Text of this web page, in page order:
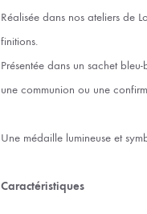
Réalisée dans nos ateliers de
finitions.
Présentée dans un sachet
une communion ou une
Une médaille lumineuse et
Caractéristiques